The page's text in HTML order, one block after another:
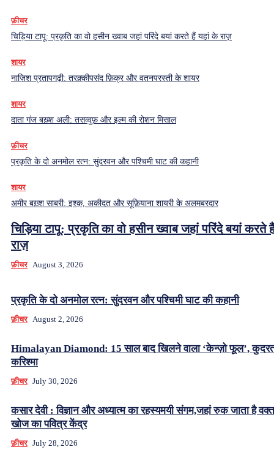
फ़ीचर
चिड़िया टापू: प्रकृति का वो हसीन ख्वाब जहां परिंदे बयां करते हैं यहां के राज़
शायर
नाज़िश प्रतापगढ़ी: तरक़्क़ीपसंद फ़िक्र और वतनपरस्ती के शायर
शायर
दाता गंज बख़्श अली: तसव्वुफ़ और इल्म की रोशन मिसाल
फ़ीचर
प्रकृति के दो अनमोल रत्न: सुंदरवन और पश्चिमी घाट की कहानी
शायर
अमीर बख़्श साबरी: इश्क़, अकीदत और सूफ़ियाना शायरी के अलमबरदार
चिड़िया टापू: प्रकृति का वो हसीन ख्वाब जहां परिंदे बयां करते
राज़
फ़ीचर August 3, 2026
प्रकृति के दो अनमोल रत्न: सुंदरवन और पश्चिमी घाट की कहानी
फ़ीचर August 2, 2026
Himalayan Diamond: 15 साल बाद खिलने वाला ‘केन्ज़ो फूल’,
करिश्मा
फ़ीचर July 30, 2026
कसार देवी : विज्ञान और अध्यात्म का रहस्यमयी संगम,जहां रुक जाता है
खोज का पवित्र केंद्र
फ़ीचर July 28, 2026